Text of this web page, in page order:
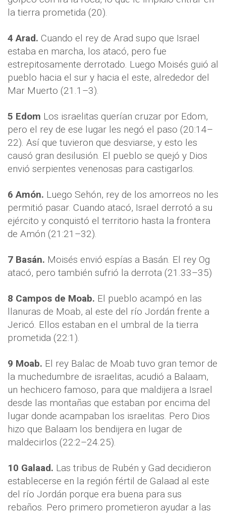
la tierra prometida (20).
4 Arad. Cuando el rey de Arad supo que Israel
estaba en marcha, los atacó, pero fue
estrepitosamente derrotado. Luego Moisés guió al
pueblo hacia el sur y hacia el este, alrededor del
Mar Muerto (21.1–3).
5 Edom Los israelitas querían cruzar por Edom,
pero el rey de ese lugar les negó el paso (20:14–
22). Así que tuvieron que desviarse, y esto les
causó gran desilusión. El pueblo se quejó y Dios
envió serpientes venenosas para castigarlos.
6 Amón. Luego Sehón, rey de los amorreos no les
permitió pasar. Cuando atacó, Israel derrotó a su
ejército y conquistó el territorio hasta la frontera
de Amón (21:21–32).
7 Basán. Moisés envió espías a Basán. El rey Og
atacó, pero también sufrió la derrota (21.33–35)
8 Campos de Moab. El pueblo acampó en las
llanuras de Moab, al este del río Jordán frente a
Jericó. Ellos estaban en el umbral de la tierra
prometida (22:1).
9 Moab. El rey Balac de Moab tuvo gran temor de
la muchedumbre de israelitas, acudió a Balaam,
un hechicero famoso, para que maldijera a Israel
desde las montañas que estaban por encima del
lugar donde acampaban los israelitas. Pero Dios
hizo que Balaam los bendijera en lugar de
maldecirlos (22:2–24.25).
10 Galaad. Las tribus de Rubén y Gad decidieron
establecerse en la región fértil de Galaad al este
del río Jordán porque era buena para sus
rebaños. Pero primero prometieron ayudar a las